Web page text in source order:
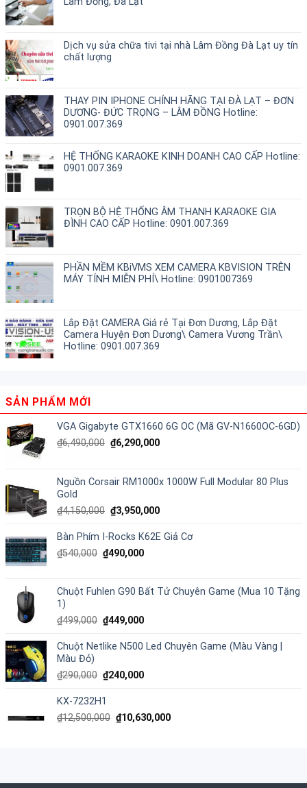
Dịch vụ sửa chữa tivi tại nhà Lâm Đồng Đà Lạt uy tín
chất lượng
THAY PIN IPHONE CHÍNH HÃNG TẠI ĐÀ LẠT – ĐƠN
DƯƠNG- ĐỨC TRỌNG – LÂM ĐỒNG Hotline:
0901.007.369
HỆ THỐNG KARAOKE KINH DOANH CAO CẤP Hotline:
0901.007.369
TRỌN BỘ HỆ THỐNG ÂM THANH KARAOKE GIA
ĐÌNH CAO CẤP Hotline: 0901.007.369
PHẦN MỀM KBiVMS XEM CAMERA KBVISION TRÊN
MÁY TÍNH MIỄN PHÍ\ Hotline: 0901007369
Lắp Đặt CAMERA Giá rẻ Tại Đơn Dương, Lắp Đặt
Camera Huyện Đơn Dương\ Camera Vương Trần\
Hotline: 0901.007.369
SẢN PHẨM MỚI
VGA Gigabyte GTX1660 6G OC (Mã GV-N1660OC-6GD)
₫6,490,000 ₫6,290,000
Nguồn Corsair RM1000x 1000W Full Modular 80 Plus
Gold
₫4,150,000 ₫3,950,000
Bàn Phím I-Rocks K62E Giả Cơ
₫540,000 ₫490,000
Chuột Fuhlen G90 Bất Tử Chuyên Game (Mua 10 Tặng
1)
₫499,000 ₫449,000
Chuột Netlike N500 Led Chuyên Game (Màu Vàng |
Màu Đỏ)
₫290,000 ₫240,000
KX-7232H1
₫12,500,000 ₫10,630,000